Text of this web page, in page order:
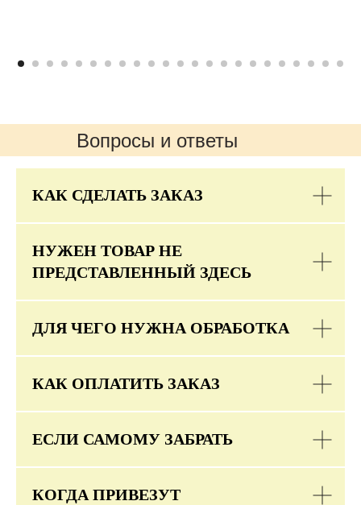
Вопросы и ответы
КАК СДЕЛАТЬ ЗАКАЗ
НУЖЕН ТОВАР НЕ
ПРЕДСТАВЛЕННЫЙ ЗДЕСЬ
ДЛЯ ЧЕГО НУЖНА ОБРАБОТКА
КАК ОПЛАТИТЬ ЗАКАЗ
ЕСЛИ САМОМУ ЗАБРАТЬ
КОГДА ПРИВЕЗУТ